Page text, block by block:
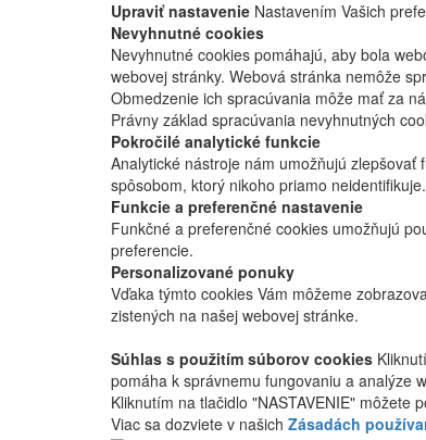
Upraviť nastavenie Nastavením Vašich
Nevyhnutné cookies
Nevyhnutné cookies pomáhajú, aby bola
webovej stránky. Webová stránka nemôže
Obmedzenie ich spracúvania môže mať za
Právny základ spracúvania nevyhnutných
Pokročilé analytické funkcie
Analytické nástroje nám umožňujú
spôsobom, ktorý nikoho priamo neidentifikuje.
Funkcie a preferenčné nastavenie
Funkčné a preferenčné cookies umožňujú
preferencie.
Personalizované ponuky
Vďaka týmto cookies Vám môžeme
zistených na našej webovej stránke.
Súhlas s použitím súborov cookies
pomáha k správnemu fungovaniu a analýze
Kliknutím na tlačidlo "NASTAVENIE" môžete
Viac sa dozviete v našich Zásadách